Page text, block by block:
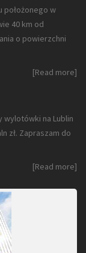
położonego w
40 km od
o powierzchni
[Read more]
na Lublin
zł. Zapraszam do
[Read more]